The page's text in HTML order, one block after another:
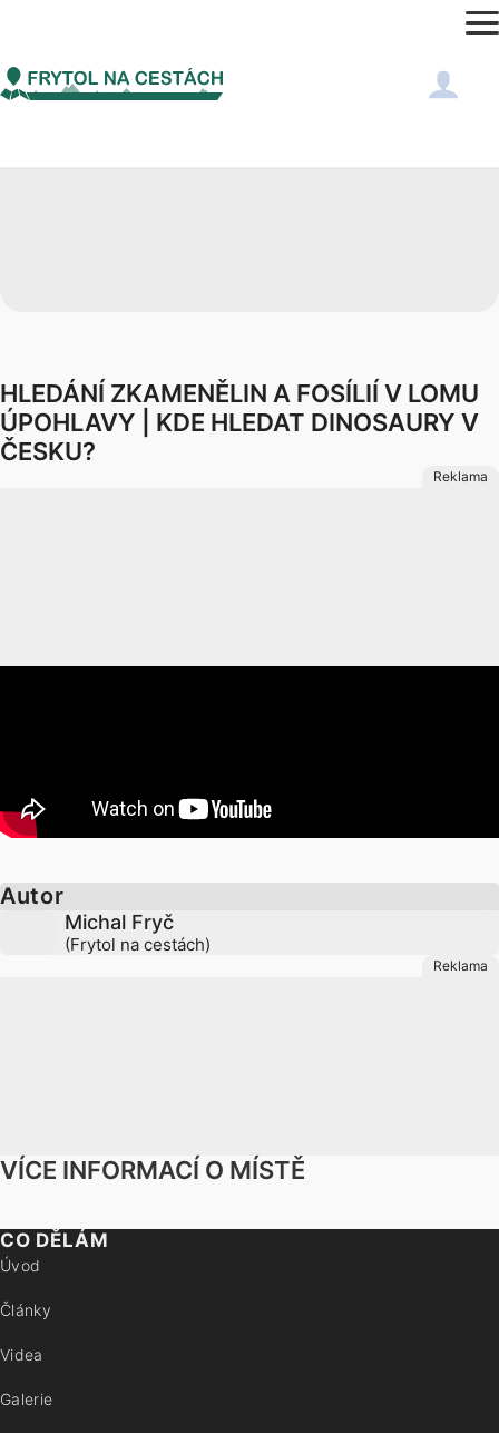
HLEDÁNÍ ZKAMENĚLIN A FOSÍLIÍ V LOMU
ÚPOHLAVY | KDE HLEDAT DINOSAURY V
ČESKU?
Autor
Michal Fryč
(Frytol na cestách)
VÍCE INFORMACÍ O MÍSTĚ
CO DĚLÁM
Úvod
Články
Videa
Galerie